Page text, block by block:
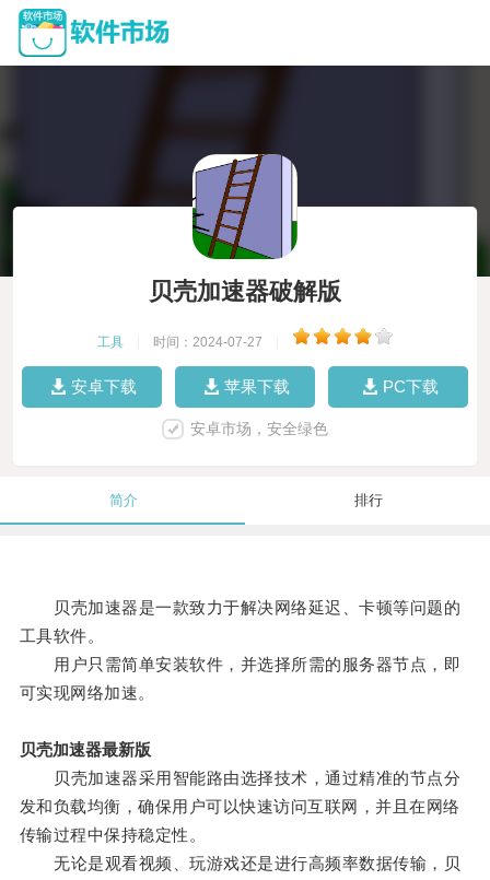
贝壳加速器破解版
工具 时间：2024-07-27
安卓下载 苹果下载 PC下载
安卓市场，安全绿色
简介 排行
贝壳加速器是一款致力于解决网络延迟、卡顿等问题的
工具软件。
用户只需简单安装软件，并选择所需的服务器节点，即
可实现网络加速。
贝壳加速器最新版
贝壳加速器采用智能路由选择技术，通过精准的节点分
发和负载均衡，确保用户可以快速访问互联网，并且在网络
传输过程中保持稳定性。
无论是观看视频、玩游戏还是进行高频率数据传输，贝